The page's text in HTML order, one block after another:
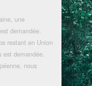
une
demandée.
restant en Union
est demandée.
nous